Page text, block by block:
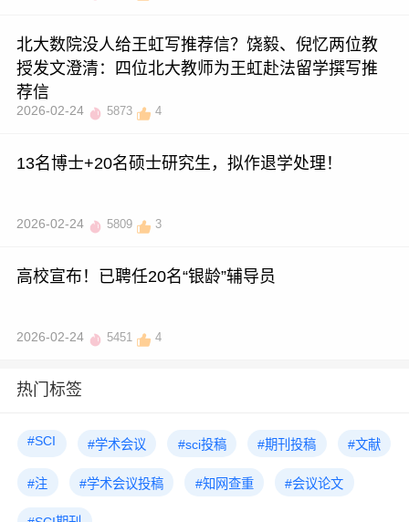
北大数院没人给王虹写推荐信？饶毅、倪忆两位教
授发文澄清：四位北大教师为王虹赴法留学撰写推
荐信
2026-02-24 5873 4
13名博士+20名硕士研究生，拟作退学处理！
2026-02-24 5809 3
高校宣布！已聘任20名“银龄”辅导员
2026-02-24 5451 4
热门标签
#SCI #学术会议 #sci投稿 #期刊投稿 #文献
#注 #学术会议投稿 #知网查重 #会议论文